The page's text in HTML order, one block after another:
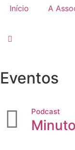
Início A
Eventos
Podcast